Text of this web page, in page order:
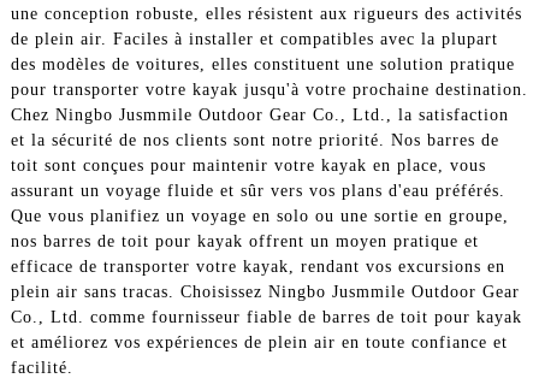
une conception robuste, elles résistent aux rigueurs des activités
de plein air. Faciles à installer et compatibles avec la plupart
des modèles de voitures, elles constituent une solution pratique
pour transporter votre kayak jusqu'à votre prochaine destination.
Chez Ningbo Jusmmile Outdoor Gear Co., Ltd., la satisfaction
et la sécurité de nos clients sont notre priorité. Nos barres de
toit sont conçues pour maintenir votre kayak en place, vous
assurant un voyage fluide et sûr vers vos plans d'eau préférés.
Que vous planifiez un voyage en solo ou une sortie en groupe,
nos barres de toit pour kayak offrent un moyen pratique et
efficace de transporter votre kayak, rendant vos excursions en
plein air sans tracas. Choisissez Ningbo Jusmmile Outdoor Gear
Co., Ltd. comme fournisseur fiable de barres de toit pour kayak
et améliorez vos expériences de plein air en toute confiance et
facilité.